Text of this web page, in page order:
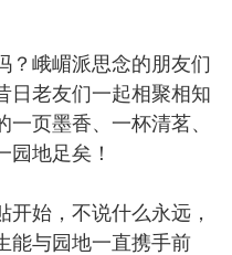
？峨嵋派思念的朋友们
日老友们一起相聚相知
页墨香、一杯清茗、
园地足矣！
始，不说什么永远，
能与园地一直携手前